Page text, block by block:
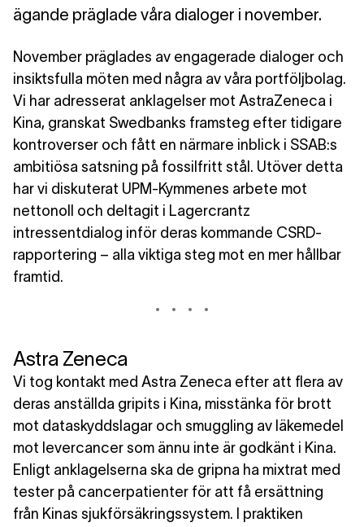
ägande präglade våra dialoger i november.
November präglades av engagerade dialoger och
insiktsfulla möten med några av våra portföljbolag.
Vi har adresserat anklagelser mot AstraZeneca i
Kina, granskat Swedbanks framsteg efter tidigare
kontroverser och fått en närmare inblick i SSAB:s
ambitiösa satsning på fossilfritt stål. Utöver detta
har vi diskuterat UPM-Kymmenes arbete mot
nettonoll och deltagit i Lagercrantz
intressentdialog inför deras kommande CSRD-
rapportering – alla viktiga steg mot en mer hållbar
framtid.
Astra Zeneca
Vi tog kontakt med Astra Zeneca efter att flera av
deras anställda gripits i Kina, misstänka för brott
mot dataskyddslagar och smuggling av läkemedel
mot levercancer som ännu inte är godkänt i Kina.
Enligt anklagelserna ska de gripna ha mixtrat med
tester på cancerpatienter för att få ersättning
från Kinas sjukförsäkringssystem. I praktiken